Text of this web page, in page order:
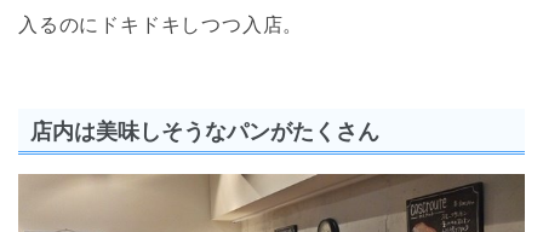
入るのにドキドキしつつ入店。
店内は美味しそうなパンがたくさん